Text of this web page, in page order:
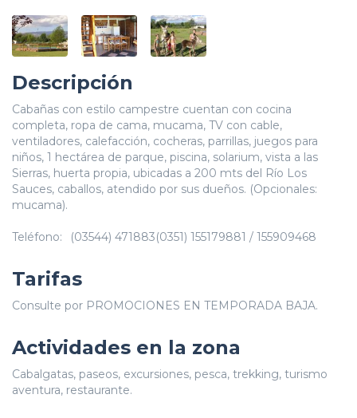
Descripción
Cabañas con estilo campestre cuentan con cocina
completa, ropa de cama, mucama, TV con cable,
ventiladores, calefacción, cocheras, parrillas, juegos para
niños, 1 hectárea de parque, piscina, solarium, vista a las
Sierras, huerta propia, ubicadas a 200 mts del Río Los
Sauces, caballos, atendido por sus dueños. (Opcionales:
mucama).
Teléfono: (03544) 471883(0351) 155179881 / 155909468
Tarifas
Consulte por PROMOCIONES EN TEMPORADA BAJA.
Actividades en la zona
Cabalgatas, paseos, excursiones, pesca, trekking, turismo
aventura, restaurante.